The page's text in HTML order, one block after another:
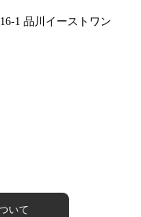
1 品川イーストワン
いて